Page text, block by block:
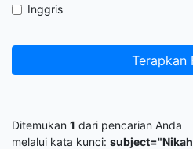
Inggris
Terapkan
Ditemukan 1 dari pencarian Anda
melalui kata kunci: